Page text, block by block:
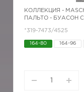
КОЛЛЕКЦИЯ -
ПАЛЬТО - БУАСОН
*319-7473/4525
164-80 164-96